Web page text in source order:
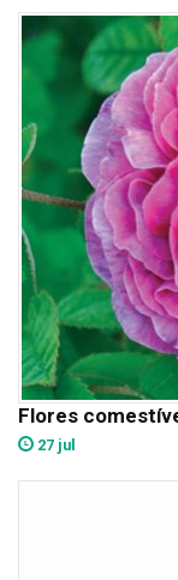
Flores
27 jul